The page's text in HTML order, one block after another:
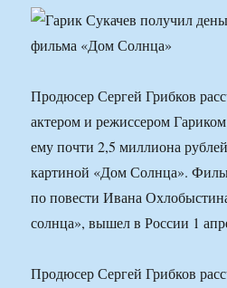
Продюсер Сергей Грибков
актером и режиссером
ему почти 2,5 миллиона
картиной «Дом Солнца».
по повести Ивана
солнца», вышел в России 1
Продюсер Сергей Грибков